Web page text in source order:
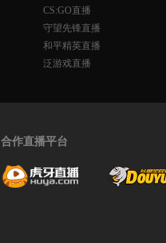
CS:GO直播
守望先锋直播
和平精英直播
泛游戏直播
合作直播平台